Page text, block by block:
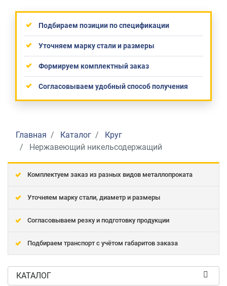
Подбираем позиции по спецификации
Уточняем марку стали и размеры
Формируем комплектный заказ
Согласовываем удобный способ получения
Главная Каталог
Круг
Нержавеющий никельсодержащий
Комплектуем заказ из разных видов металлопроката
Уточняем марку стали, диаметр и размеры
Согласовываем резку и подготовку продукции
Подбираем транспорт с учётом габаритов заказа
КАТАЛОГ